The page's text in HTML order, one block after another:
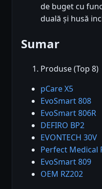
de buget cu
duală și husă
Sumar
Produse (Top 8)
pCare X5
EvoSmart 808
EvoSmart 806R
DEFIRO BP2
EVONTECH 30V
Perfect Medical
EvoSmart 809
OEM RZ202